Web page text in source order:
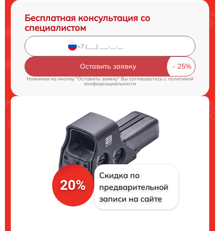
Бесплатная консультация со
специалистом
Оставить заявку
Нажимая на кнопку "Оставить заявку" Вы соглашаетесь cполитикой
конфиденциальности
20%
Скидка по
предварительной
записи на сайте